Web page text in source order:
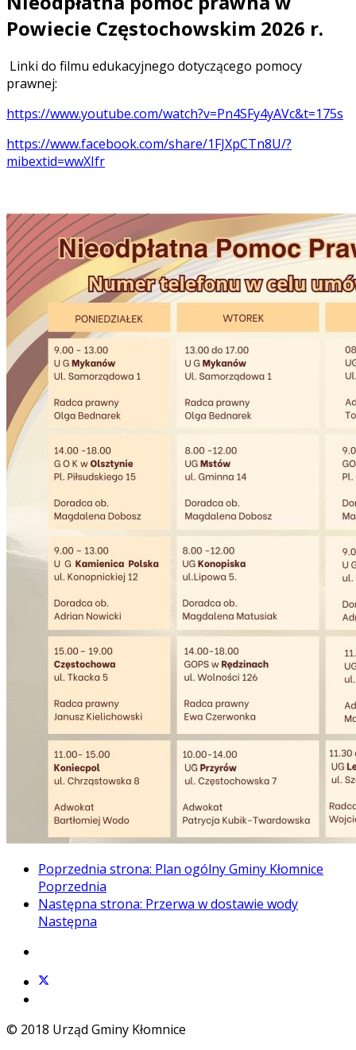
Powiecie Częstochowskim 2026 r.
Linki do filmu edukacyjnego dotyczącego pomocy
prawnej:
https://www.youtube.com/watch?v=Pn4SFy4yAVc&t=175s
https://www.facebook.com/share/1FJXpCTn8U/?
mibextid=wwXIfr
Poprzednia strona: Plan ogólny Gminy Kłomnice
Poprzednia
Następna strona: Przerwa w dostawie wody
Następna
© 2018 Urząd Gminy Kłomnice